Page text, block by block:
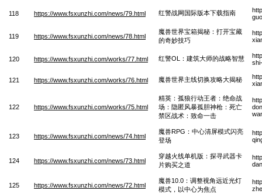
118 https://www.fsxunzhi.com/news/79.html 红警战网国际版本下载指南
119 https://www.fsxunzhi.com/news/78.html
魔兽世界宝箱揭秘：打开宝藏
的奇妙技巧
120 https://www.fsxunzhi.com/works/77.html 红警OL：建筑大师的战略智慧
121 https://www.fsxunzhi.com/works/76.html 魔兽世界主线切换攻略大揭秘
122 https://www.fsxunzhi.com/works/75.html
精英：孤狼行动王者：绝命战
场：隐匿风暴孤胆神枪：死亡
禁区战术：致命一击
123 https://www.fsxunzhi.com/news/74.html
魔兽RPG：中心清屏模式闪亮
登场
124 https://www.fsxunzhi.com/news/73.html
穿越火线单机版：探寻武器卡
片购买之道
125 https://www.fsxunzhi.com/news/72.html
魔兽10.0：调整视角远近光灯
模式，以中心为焦点